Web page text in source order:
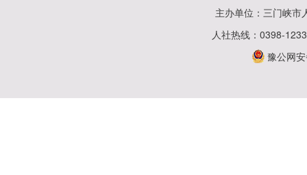
主办单位：三门峡
人社热线：0398-
豫公网